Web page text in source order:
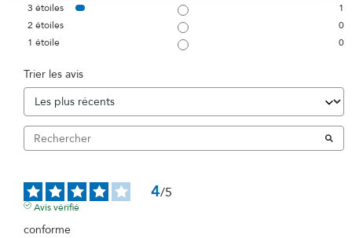
3 étoiles
1
2 étoiles
0
1 étoile 0
Trier les avis
4/5
Avis vérifié
conforme